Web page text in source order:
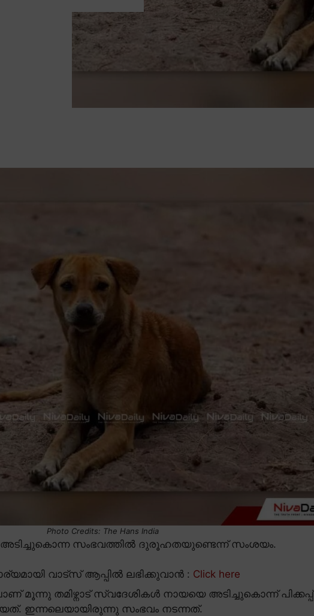
Photo Credits: The Hans India
അടിച്ചുകൊന്ന സംഭവത്തിൽ ദുരൂഹതയുണ്ടെന്ന് സംശയം.
വാട്സ് ആപ്പിൽ ലഭിക്കുവാൻ : Click here
മൂന്നു തമിഴ്നാട് സ്വദേശികൾ നായയെ അടിച്ചുകൊന്ന് പിക്കപ്പ്
ഇന്നലെയായിരുന്നു സംഭവം നടന്നത്.